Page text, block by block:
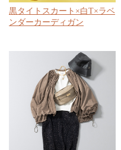
黒タイトスカート×白T×ラベ
ンダーカーディガン